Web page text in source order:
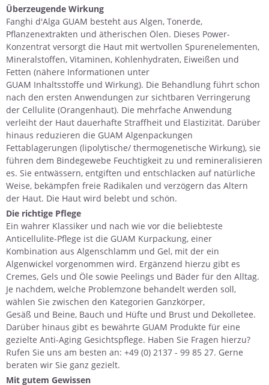
Überzeugende Wirkung
Fanghi d'Alga GUAM besteht aus Algen, Tonerde,
Pflanzenextrakten und ätherischen Ölen. Dieses Power-
Konzentrat versorgt die Haut mit wertvollen Spurenelementen,
Mineralstoffen, Vitaminen, Kohlenhydraten, Eiweißen und
Fetten (nähere Informationen unter
GUAM Inhaltsstoffe und Wirkung). Die Behandlung führt schon
nach den ersten Anwendungen zur sichtbaren Verringerung
der Cellulite (Orangenhaut). Die mehrfache Anwendung
verleiht der Haut dauerhafte Straffheit und Elastizität. Darüber
hinaus reduzieren die GUAM Algenpackungen
Fettablagerungen (lipolytische/ thermogenetische Wirkung), sie
führen dem Bindegewebe Feuchtigkeit zu und remineralisieren
es. Sie entwässern, entgiften und entschlacken auf natürliche
Weise, bekämpfen freie Radikalen und verzögern das Altern
der Haut. Die Haut wird belebt und schön.
Die richtige Pflege
Ein wahrer Klassiker und nach wie vor die beliebteste
Anticellulite-Pflege ist die GUAM Kurpackung, einer
Kombination aus Algenschlamm und Gel, mit der ein
Algenwickel vorgenommen wird. Ergänzend hierzu gibt es
Cremes, Gels und Öle sowie Peelings und Bäder für den Alltag.
Je nachdem, welche Problemzone behandelt werden soll,
wählen Sie zwischen den Kategorien Ganzkörper,
Gesäß und Beine, Bauch und Hüfte und Brust und Dekolletee.
Darüber hinaus gibt es bewährte GUAM Produkte für eine
gezielte Anti-Aging Gesichtspflege. Haben Sie Fragen hierzu?
Rufen Sie uns am besten an: +49 (0) 2137 - 99 85 27. Gerne
beraten wir Sie ganz gezielt.
Mit gutem Gewissen